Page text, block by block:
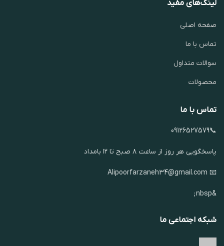
لینک‌های مفید
صفحه اصلی
تماس با ما
سوالات متداول
محصولات
تماس با ما
📞09126527579
پاسخگویی هر روز از ساعت ۸ صبح تا ۱۲ بامداد
📧 Alipoorfarzaneh34@gmail.com
&nbsp;
شبکه اجتماعی ما